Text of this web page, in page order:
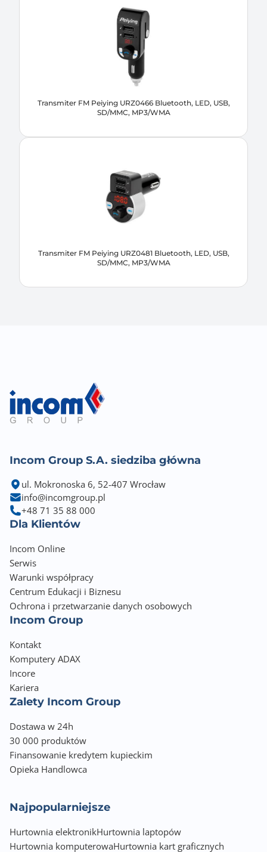
Transmiter FM Peiying URZ0466 Bluetooth, LED, USB,
SD/MMC, MP3/WMA
Transmiter FM Peiying URZ0481 Bluetooth, LED, USB,
SD/MMC, MP3/WMA
Incom Group S.A. siedziba główna
ul. Mokronoska 6, 52-407 Wrocław
info@incomgroup.pl
+48 71 35 88 000
Dla Klientów
Incom Online
Serwis
Warunki współpracy
Centrum Edukacji i Biznesu
Ochrona i przetwarzanie danych osobowych
Incom Group
Kontakt
Komputery ADAX
Incore
Kariera
Zalety Incom Group
Dostawa w 24h
30 000 produktów
Finansowanie kredytem kupieckim
Opieka Handlowca
Najpopularniejsze
Hurtownia elektronikHurtownia laptopów
Hurtownia komputerowaHurtownia kart graficznych